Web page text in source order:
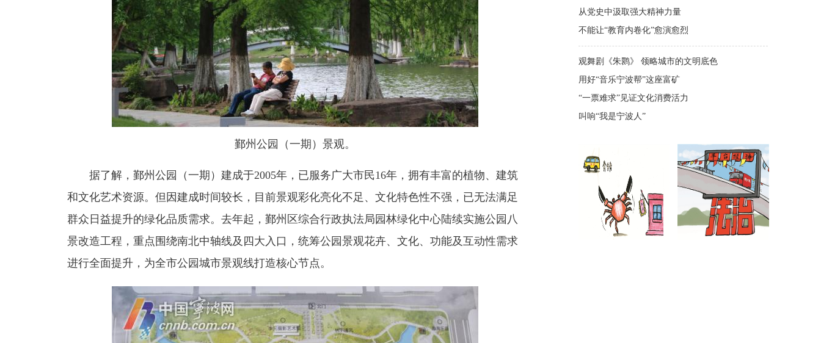
鄞州公园（一期）景观。
据了解，鄞州公园（一期）建成于2005年，已服务广大市民16年，拥有丰富的植物、建筑
和文化艺术资源。但因建成时间较长，目前景观彩化亮化不足、文化特色性不强，已无法满足
群众日益提升的绿化品质需求。去年起，鄞州区综合行政执法局园林绿化中心陆续实施公园八
景改造工程，重点围绕南北中轴线及四大入口，统筹公园景观花卉、文化、功能及互动性需求
进行全面提升，为全市公园城市景观线打造核心节点。
从党史中汲取强大精神力量
不能让“教育内卷化”愈演愈烈
观舞剧《朱鹮》 领略城市的文明底色
用好“音乐宁波帮”这座富矿
“一票难求”见证文化消费活力
叫响“我是宁波人”